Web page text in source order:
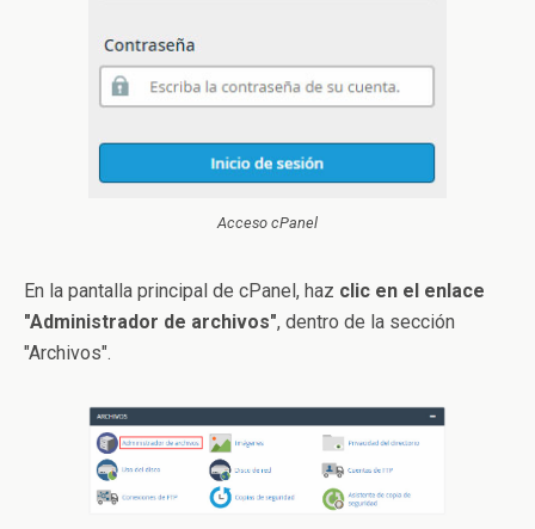
Acceso cPanel
En la pantalla principal de cPanel, haz clic en el enlace
"Administrador de archivos", dentro de la sección
"Archivos".